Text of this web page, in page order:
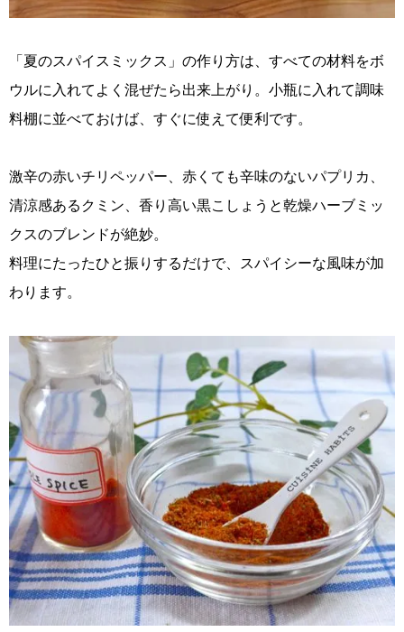
「夏のスパイスミックス」の作り方は、すべての材料をボ
ウルに入れてよく混ぜたら出来上がり。小瓶に入れて調味
料棚に並べておけば、すぐに使えて便利です。
激辛の赤いチリペッパー、赤くても辛味のないパプリカ、
清涼感あるクミン、香り高い黒こしょうと乾燥ハーブミッ
クスのブレンドが絶妙。
料理にたったひと振りするだけで、スパイシーな風味が加
わります。